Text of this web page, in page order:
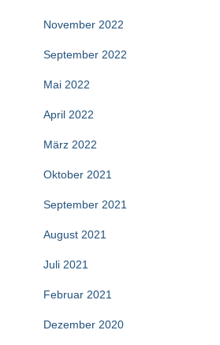
November 2022
September 2022
Mai 2022
April 2022
März 2022
Oktober 2021
September 2021
August 2021
Juli 2021
Februar 2021
Dezember 2020